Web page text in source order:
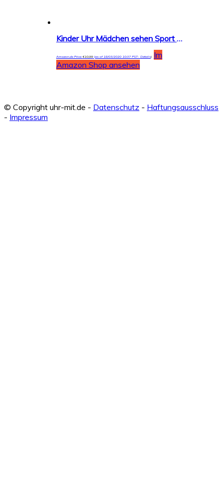
Kinder Uhr Mädchen sehen Sport Wasserdichte niedliche Welle Punkt Quarzuhr Nachtlicht Mädchen Silikon Uhr Unterricht Uhr Kinder Geschenk
Amazon.de Price:€10,99(as of 18/03/2020 10:37 PST- Details)
Im
Amazon Shop ansehen
© Copyright uhr-mit.de - Datenschutz - Haftungsausschluss
- Impressum